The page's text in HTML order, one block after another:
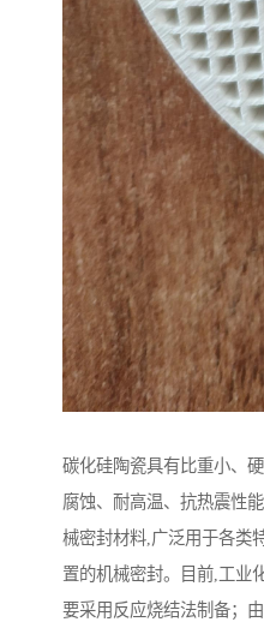
碳化硅陶瓷具有比重小、
腐蚀、耐高温、抗热震性
械密封材料,广泛用于各类
置的机械密封。目前,工业
要采用反应烧结法制备；